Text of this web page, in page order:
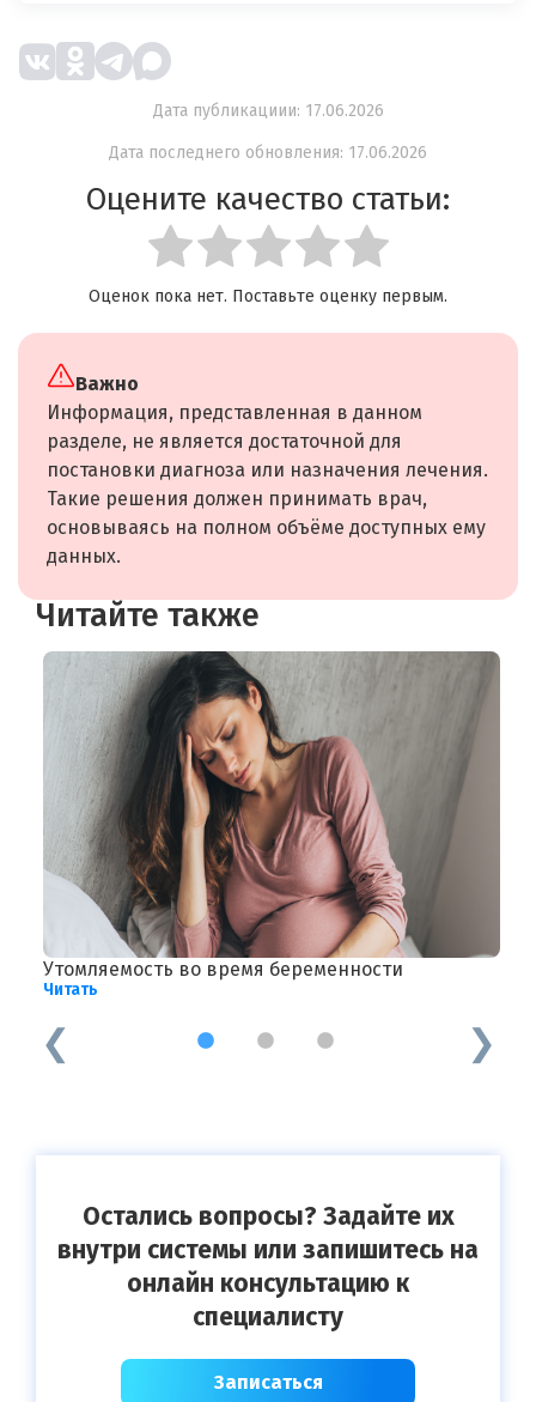
Дата публикациии: 17.06.2026
Дата последнего обновления: 17.06.2026
Оцените качество статьи:
Оценок пока нет. Поставьте оценку первым.
Важно
Информация, представленная в данном
разделе, не является достаточной для
постановки диагноза или назначения лечения.
Такие решения должен принимать врач,
основываясь на полном объёме доступных ему
данных.
Читайте также
Утомляемость во время беременности
Читать
1 2 3
Остались вопросы? Задайте их
внутри системы или запишитесь на
онлайн консультацию к
специалисту
Записаться